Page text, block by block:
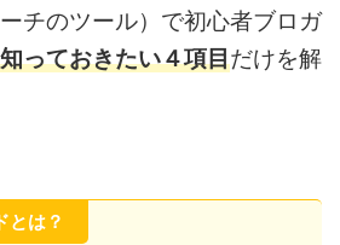
チのツール）で初心者ブロガ
っておきたい４項目だけを解
とは？